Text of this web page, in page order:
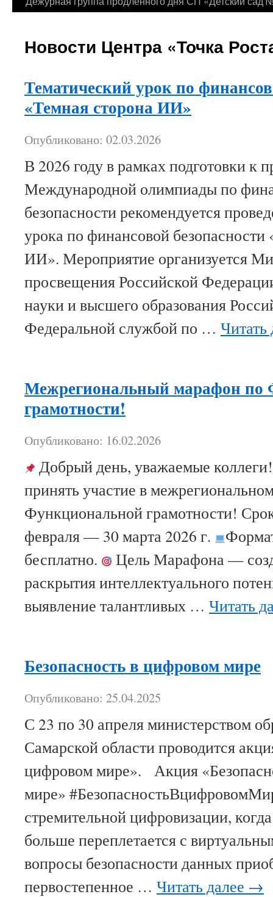
Новости Центра «Точка
Тематический урок по
«Темная сторона ИИ»
Опубликовано: 02.03.2026
В 2026 году в рамках подготовки к
Международной олимпиады по
безопасности рекомендуется
урока по финансовой безопасности
ИИ». Мероприятие организуется
просвещения Российской
науки и высшего образования
Федеральной службой по … Читать
Межрегиональный марафон по
грамотности!
Опубликовано: 16.02.2026
Добрый день, уважаемые
принять участие в
Функциональной грамотности!
февраля — 30 марта 2026 г.
бесплатно.
Цель Марафона —
раскрытия интеллектуального
выявление талантливых … Читать
Безопасность в цифровом мире
Опубликовано: 25.04.2025
С 23 по 30 апреля министерством
Самарской области проводится
цифровом мире». Акция
мире»
стремительной цифровизации,
больше переплетается с
вопросы безопасности данных
первостепенное … Читать далее →